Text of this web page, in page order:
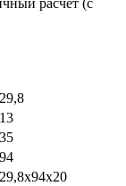
расчет (с
29,8
13
35
94
29,8х94х20